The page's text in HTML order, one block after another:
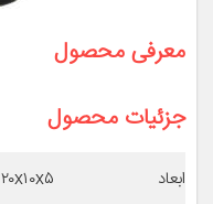
معرفی محصول
جزئیات محصول
ابعاد ۲۰x۱۰x۵ سانتی‌متر